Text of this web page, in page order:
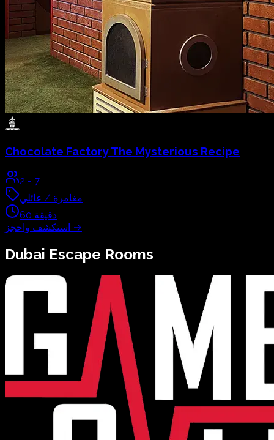
Chocolate FactoryThe Mysterious Recipe
2 - 7
مغامرة / عائلي
60 دقيقة
استكشف واحجز →
Dubai Escape Rooms